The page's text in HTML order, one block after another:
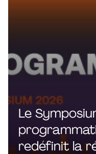
Le
redéfinit la